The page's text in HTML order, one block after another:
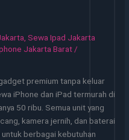
Sewa Ipad Jakarta
Jakarta Barat /
premium tanpa keluar
iPhone dan iPad termurah di
50 ribu. Semua unit yang
kamera jernih, dan baterai
berbagai kebutuhan